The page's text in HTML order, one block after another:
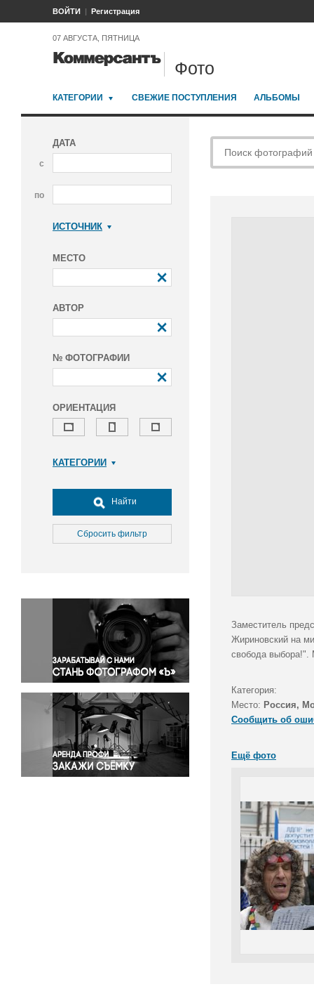
ВОЙТИ Регистрация
07 АВГУСТА, ПЯТНИЦА
Фото
КАТЕГОРИИ СВЕЖИЕ ПОСТУПЛЕНИЯ АЛЬБОМЫ
ДАТА
с
по
ИСТОЧНИК
МЕСТО
АВТОР
№ ФОТОГРАФИИ
ОРИЕНТАЦИЯ
КАТЕГОРИИ
Досуг, туризм и отдых
Культура
Медицина
Окружающая среда
Политика
Правосудие
Происшествия и конфликты
Религия
Светская жизнь
Спорт
Экология
Экономика и бизнес
Найти
Сбросить фильтр
Заместитель
Жириновский на
свобода выбора!".
Категория:
Место: Россия,
Сообщить об
Ещё фото